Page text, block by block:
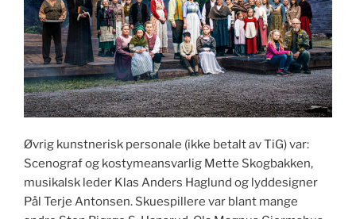
Øvrig kunstnerisk personale (ikke betalt av TiG) var:
Scenograf og kostymeansvarlig Mette Skogbakken,
musikalsk leder Klas Anders Haglund og lyddesigner
Pål Terje Antonsen. Skuespillere var blant mange